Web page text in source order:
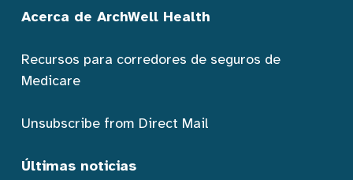
Acerca de ArchWell Health
Recursos para corredores de seguros de
Medicare
Unsubscribe from Direct Mail
Últimas noticias